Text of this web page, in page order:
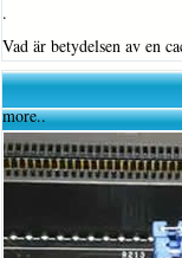
·
Vad är betydelsen av en
more..